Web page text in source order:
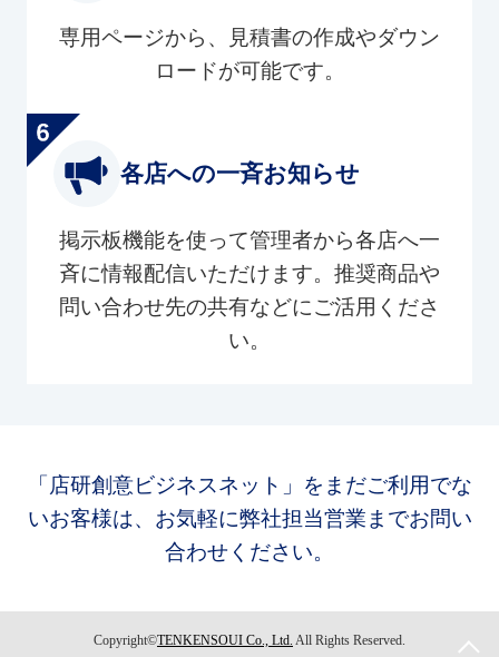
専用ページから、見積書の作成やダウン
ロードが可能です。
各店への一斉お知らせ
掲示板機能を使って管理者から各店へ一
斉に情報配信いただけます。推奨商品や
問い合わせ先の共有などにご活用くださ
い。
「店研創意ビジネスネット」をまだご利用でな
いお客様は、お気軽に弊社担当営業までお問い
合わせください。
Copyright©TENKENSOUI Co., Ltd. All Rights Reserved.